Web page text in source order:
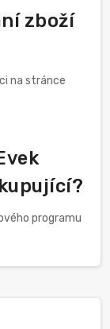
zboží
na stránce
programu